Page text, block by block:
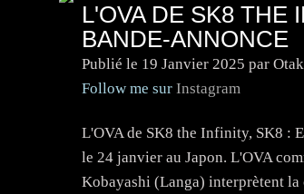
L'OVA DE SK8 THE
BANDE-ANNONCE
Publié le 19 Janvier 2025 par
Follow me sur Instagram
L'OVA de SK8 the Infinity, SK8 :
le 24 janvier au Japon. L'OVA
Kobayashi (Langa) interprètent la